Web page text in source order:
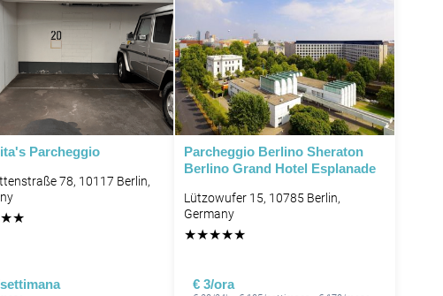
Parcheggio
78, 10117 Berlin,
★★
Parcheggio Berlino Sheraton
Berlino Grand Hotel Esplanade
Lützowufer 15, 10785 Berlin,
Germany
★★★★★
€ 3/ora